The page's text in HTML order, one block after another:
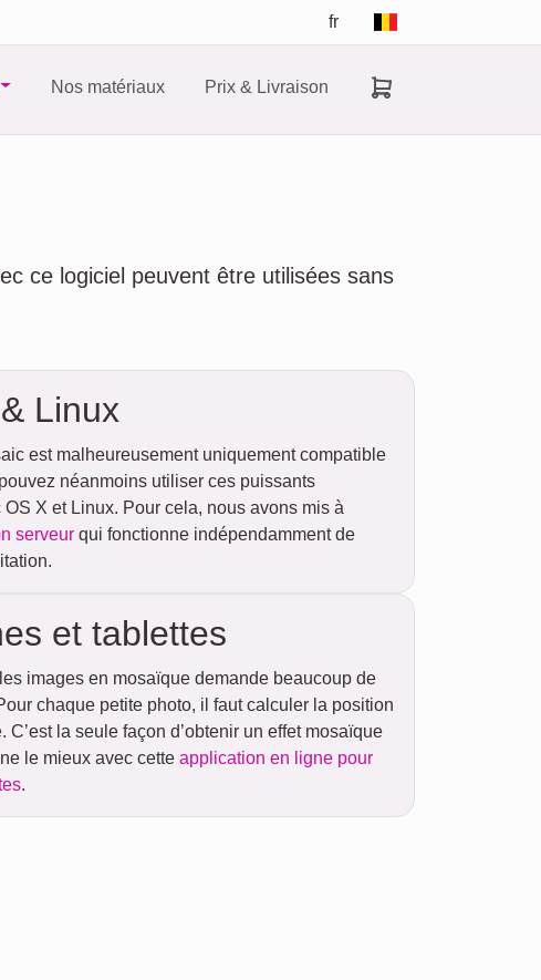
fr
Nos matériaux Prix & Livraison
ce logiciel peuvent être utilisées sans
Linux
est malheureusement uniquement compatible
néanmoins utiliser ces puissants
X et Linux. Pour cela, nous avons mis à
serveur qui fonctionne indépendamment de
et tablettes
images en mosaïque demande beaucoup de
chaque petite photo, il faut calculer la position
C’est la seule façon d’obtenir un effet mosaïque
le mieux avec cette application en ligne pour
.